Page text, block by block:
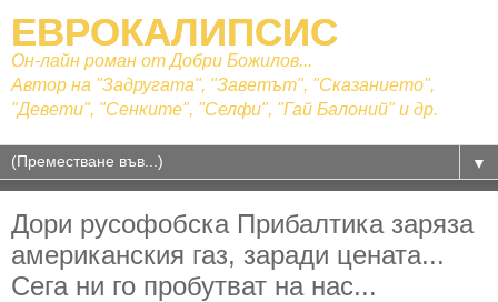
ЕВРОКАЛИПСИС
Он-лайн роман от Добри Божилов...
Автор на "Задругата", "Заветът", "Сказанието",
"Девети", "Сенките", "Селфи", "Гай Балоний" и др.
▼
Дори русофобска Прибалтика заряза
американския газ, заради цената...
Сега ни го пробутват на нас...